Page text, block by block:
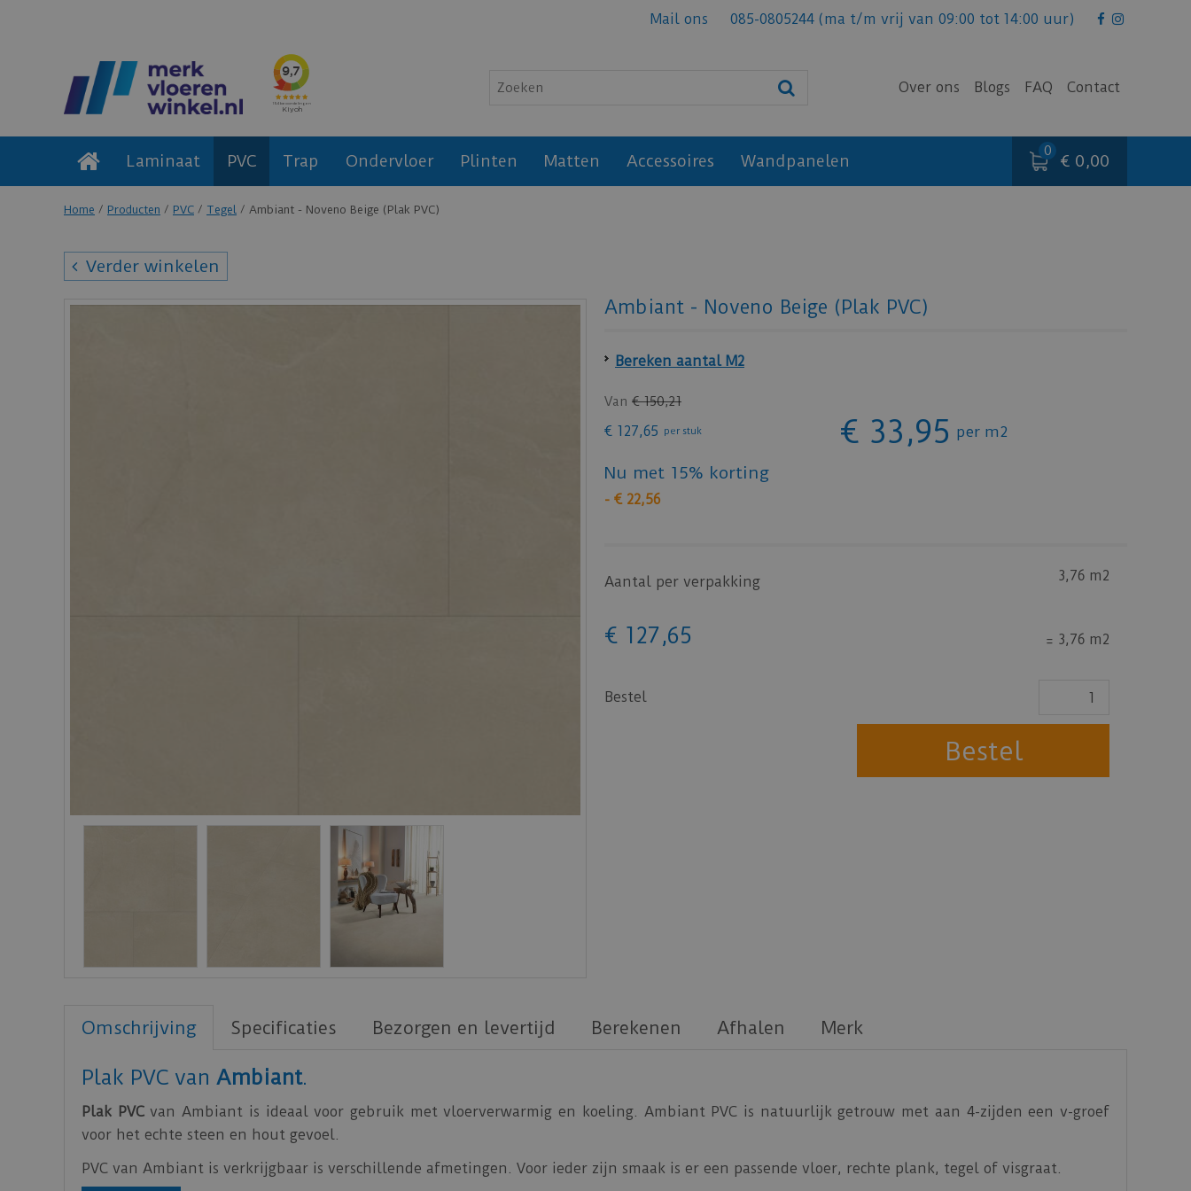
Home Producten PVC Tegel Ambiant - Noveno Beige (Plak PVC)
Mail ons 085-0805244 (ma t/m vrij van 09:00 tot 14:00 uur)
Over ons Blogs FAQ Contact
Laminaat PVC Trap Ondervloer Plinten Matten Accessoires Wandpanelen € 0,00
Verder winkelen
Ambiant - Noveno Beige (Plak PVC)
Bereken aantal M2
Van € 150,21
€ 127,65 per stuk € 33,95 per m2
Nu met 15% korting
- € 22,56
Aantal per verpakking 3,76 m2
€ 127,65 = 3,76 m2
Bestel
Omschrijving Specificaties Bezorgen en levertijd Berekenen Afhalen Merk
Plak PVC van Ambiant.
Plak PVCvan Ambiant is ideaal voor gebruik met vloerverwarmig en koeling. Ambiant PVC is natuurlijk getrouw met aan 4-zijden een v-groef
voor het echte steen en hout gevoel.
PVC van Ambiant is verkrijgbaar is verschillende afmetingen. Voor ieder zijn smaak is er een passende vloer, rechte plank, tegel of visgraat.